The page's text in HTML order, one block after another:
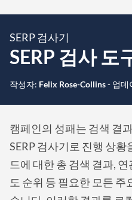
SERP 검사기
SERP 검사 도
작성자: Felix Rose-Collins- 업데
캠페인의 성패는 검색 결
SERP 검사기로 진행 상
드에 대한 총 검색 결과,
도 순위 등 필요한 모든 주